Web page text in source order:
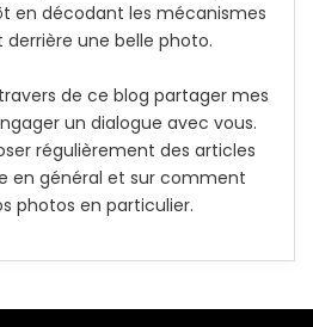
en décodant les mécanismes
une belle photo.
de ce blog partager mes
un dialogue avec vous.
régulièrement des articles
en général et sur comment
photos en particulier.